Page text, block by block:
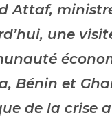
Attaf,
une
Bénin et
de la crise